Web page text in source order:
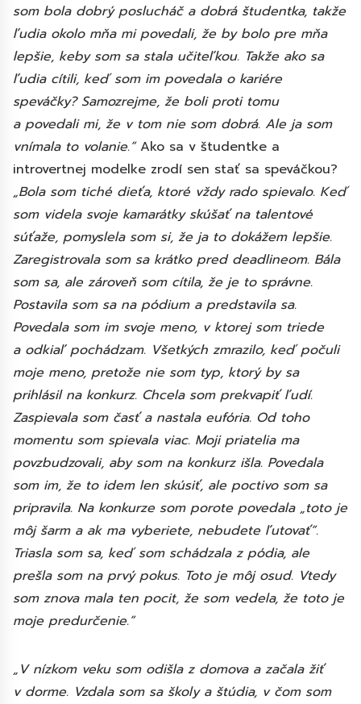
som bola dobrý poslucháč a dobrá študentka, takže
ľudia okolo mňa mi povedali, že by bolo pre mňa
lepšie, keby som sa stala učiteľkou. Takže ako sa
ľudia cítili, keď som im povedala o kariére
speváčky? Samozrejme, že boli proti tomu
a povedali mi, že v tom nie som dobrá. Ale ja som
vnímala to volanie.“Ako sa v študentke a
introvertnej modelke zrodí sen stať sa speváčkou?
„Bola som tiché dieťa, ktoré vždy rado spievalo. Keď
som videla svoje kamarátky skúšať na talentové
súťaže, pomyslela som si, že ja to dokážem lepšie.
Zaregistrovala som sa krátko pred deadlineom. Bála
som sa, ale zároveň som cítila, že je to správne.
Postavila som sa na pódium a predstavila sa.
Povedala som im svoje meno, v ktorej som triede
a odkiaľ pochádzam. Všetkých zmrazilo, keď počuli
moje meno, pretože nie som typ, ktorý by sa
prihlásil na konkurz. Chcela som prekvapiť ľudí.
Zaspievala som časť a nastala eufória. Od toho
momentu som spievala viac. Moji priatelia ma
povzbudzovali, aby som na konkurz išla. Povedala
som im, že to idem len skúsiť, ale poctivo som sa
pripravila. Na konkurze som porote povedala „toto je
môj šarm a ak ma vyberiete, nebudete ľutovať“.
Triasla som sa, keď som schádzala z pódia, ale
prešla som na prvý pokus. Toto je môj osud. Vtedy
som znova mala ten pocit, že som vedela, že toto je
moje predurčenie.“
„V nízkom veku som odišla z domova a začala žiť
v dorme. Vzdala som sa školy a štúdia, v čom som